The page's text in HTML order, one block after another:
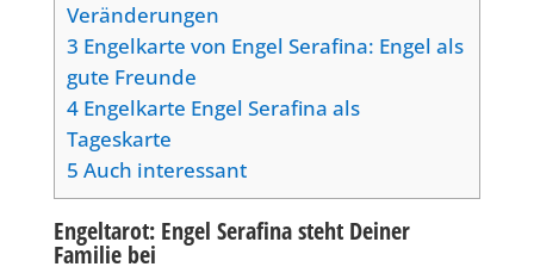
Veränderungen
3 Engelkarte von Engel Serafina: Engel als
gute Freunde
4Engelkarte Engel Serafina als
Tageskarte
5 Auch interessant
Engeltarot: Engel Serafina steht Deiner
Familie bei